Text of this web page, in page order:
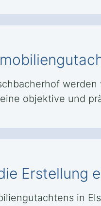
objektive und
Erstellung
in